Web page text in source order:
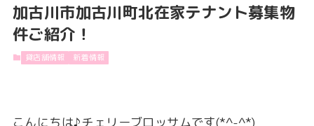
加古川市加古川町北在家テナント募集物
件ご紹介！
貸店舗情報 新着情報
こんにちは♪チェリーブロッサムです(*^-^*)